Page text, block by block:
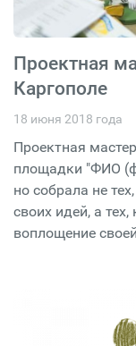
Проектная
Каргополе
18 июня 2018 года
Проектная
площадки "ФИО
но собрала не
своих идей, а тех,
воплощение